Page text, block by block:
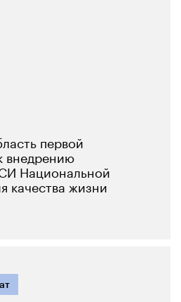
первой
внедрению
Национальной
качества жизни